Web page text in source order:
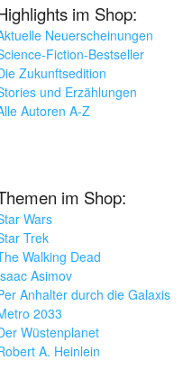
im Shop:
Neuerscheinungen
Fiction-Bestseller
Zukunftsedition
und Erzählungen
Autoren A-Z
im Shop:
Wars
Trek
Walking Dead
Asimov
Anhalter durch die Galaxis
2033
Wüstenplanet
A. Heinlein